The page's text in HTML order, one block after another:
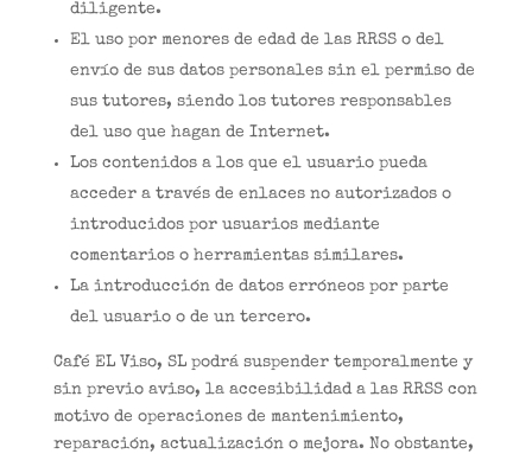
diligente.
El uso por menores de edad de las RRSS o del
envío de sus datos personales sin el permiso de
sus tutores, siendo los tutores responsables
del uso que hagan de Internet.
Los contenidos a los que el usuario pueda
acceder a través de enlaces no autorizados o
introducidos por usuarios mediante
comentarios o herramientas similares.
La introducción de datos erróneos por parte
del usuario o de un tercero.
Café EL Viso, SL podrá suspender temporalmente y
sin previo aviso, la accesibilidad a las RRSS con
motivo de operaciones de mantenimiento,
reparación, actualización o mejora. No obstante,